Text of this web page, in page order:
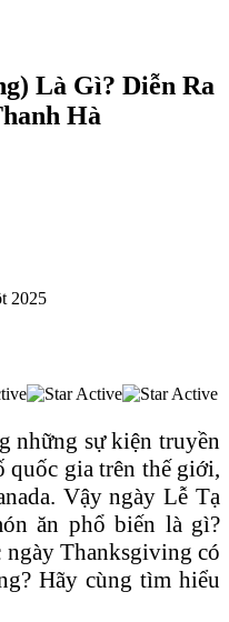
Là Gì? Diễn Ra
Hà
2025
những sự kiện truyền
quốc gia trên thế giới,
Vậy ngày Lễ Tạ
ăn phổ biến là gì?
ngày Thanksgiving có
Hãy cùng tìm hiểu